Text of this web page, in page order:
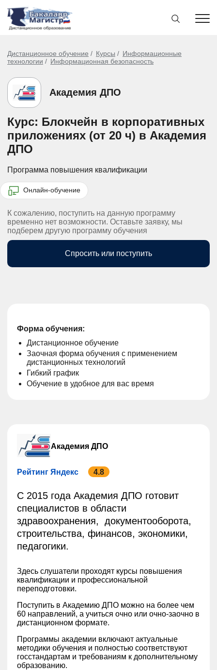
Дистанционное обучение Курсы
Информационные
технологии
Информационная безопасность
Академия ДПО
Курс: Блокчейн в корпоративных
приложениях (от 20 ч) в Академия
ДПО
Программа повышения квалификации
Онлайн-обучение
К сожалению, поступить на данную программу
временно нет возможности. Оставьте заявку, мы
подберем другую программу обучения
Спросить или поступить
Форма обучения:
Дистанционное обучение
Заочная форма обучения с применением
дистанционных технологий
Гибкий график
Обучение в удобное для вас время
Академия ДПО
Рейтинг Яндекс 4.8
С 2015 года Академия ДПО готовит
специалистов в области
здравоохранения, документооборота,
строительства, финансов, экономики,
педагогики.
Здесь слушатели проходят курсы повышения
квалификации и профессиональной
переподготовки.
Поступить в Академию ДПО можно на более чем
60 направлений, а учиться очно или очно-заочно в
дистанционном формате.
Программы академии включают актуальные
методики обучения и полностью соответствуют
госстандартам и требованиям к дополнительному
образованию.